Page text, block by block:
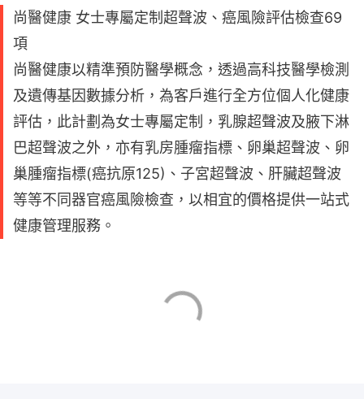
尚醫健康 女士專屬定制超聲波、癌風險評估檢查69
項
尚醫健康以精準預防醫學概念，透過高科技醫學檢測
及遺傳基因數據分析，為客戶進行全方位個人化健康
評估，此計劃為女士專屬定制，乳腺超聲波及腋下淋
巴超聲波之外，亦有乳房腫瘤指標、卵巢超聲波、卵
巢腫瘤指標(癌抗原125)、子宮超聲波、肝臟超聲波
等等不同器官癌風險檢查，以相宜的價格提供一站式
健康管理服務。